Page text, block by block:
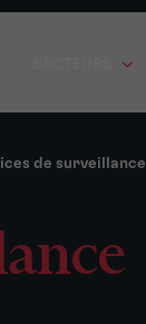
de surveillance